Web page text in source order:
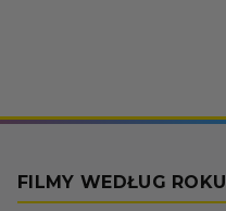
FILMY WEDŁUG ROKU